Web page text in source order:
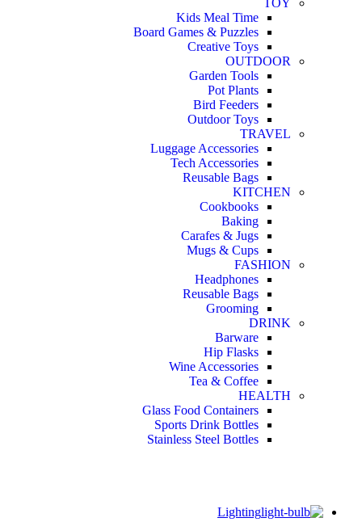
TOY
Kids Meal Time
Board Games & Puzzles
Creative Toys
OUTDOOR
Garden Tools
Pot Plants
Bird Feeders
Outdoor Toys
TRAVEL
Luggage Accessories
Tech Accessories
Reusable Bags
KITCHEN
Cookbooks
Baking
Carafes & Jugs
Mugs & Cups
FASHION
Headphones
Reusable Bags
Grooming
DRINK
Barware
Hip Flasks
Wine Accessories
Tea & Coffee
HEALTH
Glass Food Containers
Sports Drink Bottles
Stainless Steel Bottles
Lighting